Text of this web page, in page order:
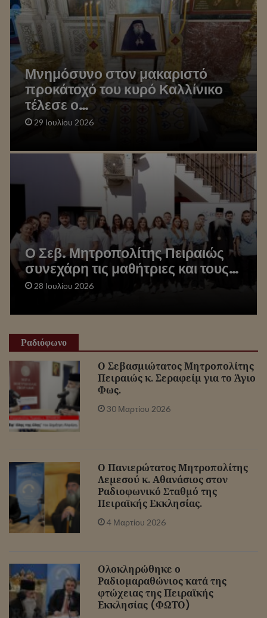
Μνημόσυνο στον μακαριστό
προκάτοχό του κυρό Καλλίνικο
τέλεσε ο…
29 Ιουλίου 2026
Ο Σεβ. Μητροπολίτης Πειραιώς
συνεχάρη τις μαθήτριες και τους…
28 Ιουλίου 2026
Ραδιόφωνο
Ο Σεβασμιώτατος Μητροπολίτης
Πειραιώς κ. Σεραφείμ για το Άγιο
Φως.
30 Μαρτίου 2026
Ο Πανιερώτατος Μητροπολίτης
Λεμεσού κ. Αθανάσιος στον
Ραδιοφωνικό Σταθμό της
Πειραϊκής Εκκλησίας.
4 Μαρτίου 2026
Ολοκληρώθηκε ο
Ραδιομαραθώνιος κατά της
φτώχειας της Πειραϊκής
Εκκλησίας (ΦΩΤΟ)